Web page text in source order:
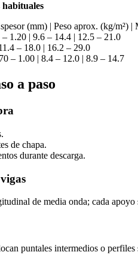
habituales
(mm) | Peso aprox. (kg/m²)
– 1.20 | 9.6 – 14.4 | 12.5 – 21.0
– 18.0 | 16.2 – 29.0
– 1.00 | 8.4 – 12.0 | 8.9 – 14.7
a paso
de chapa.
durante descarga.
de media onda; cada
puntales intermedios o